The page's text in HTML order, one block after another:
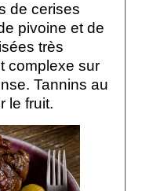
de cerises
pivoine et de
très
complexe sur
Tannins au
le fruit.